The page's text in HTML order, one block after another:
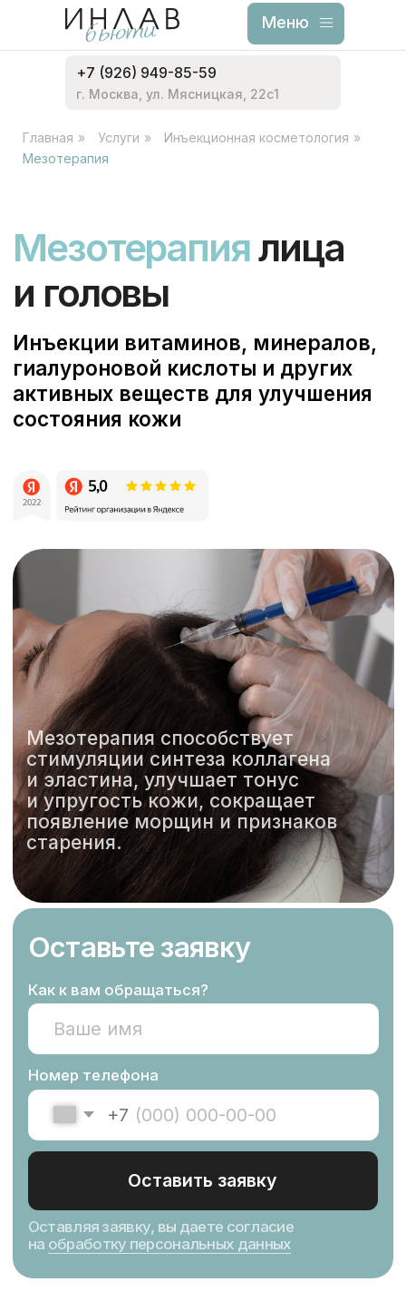
г. Москва, ул. Мясницкая, 22с1
+7 (926) 949-85-59
Меню
Меню
Главная » Услуги » Инъекционная косметология »
Мезотерапия
Мезотерапия
Как к вам обращаться?
Номер телефона
+7
Оставить заявку
Оставьте заявку
и эластина, улучшает тонус
Оставляя заявку, вы даете согласие
на обработку персональных данных
Инъекции витаминов, минералов,
гиалуроновой кислоты и других
состояния кожи
Мезотерапия лица
и тела— это
процедура, во время
которой активные
вещества вводятся
в кожу с помощью
микроинъекций
Эта техника была разработана для
улучшения состояния кожи, включая
стимуляцию регенерации клеток,
увлажнение, улучшение цвета и текстуры
кожи, а также для решения различных
косметических проблем. Процедура